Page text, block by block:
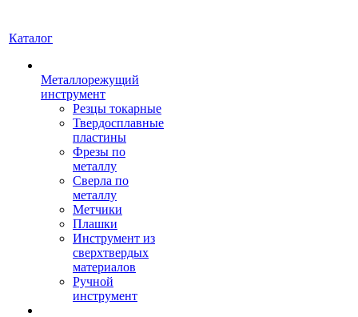
Каталог
Металлорежущий
инструмент
Резцы токарные
Твердосплавные
пластины
Фрезы по
металлу
Сверла по
металлу
Метчики
Плашки
Инструмент из
сверхтвердых
материалов
Ручной
инструмент